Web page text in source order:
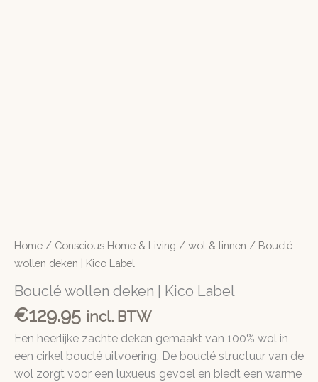
Home / Conscious Home & Living / wol & linnen / Bouclé
wollen deken | Kico Label
Bouclé wollen deken | Kico Label
€129.95 incl. BTW
Een heerlijke zachte deken gemaakt van 100% wol in
een cirkel bouclé uitvoering. De bouclé structuur van de
wol zorgt voor een luxueus gevoel en biedt een warme